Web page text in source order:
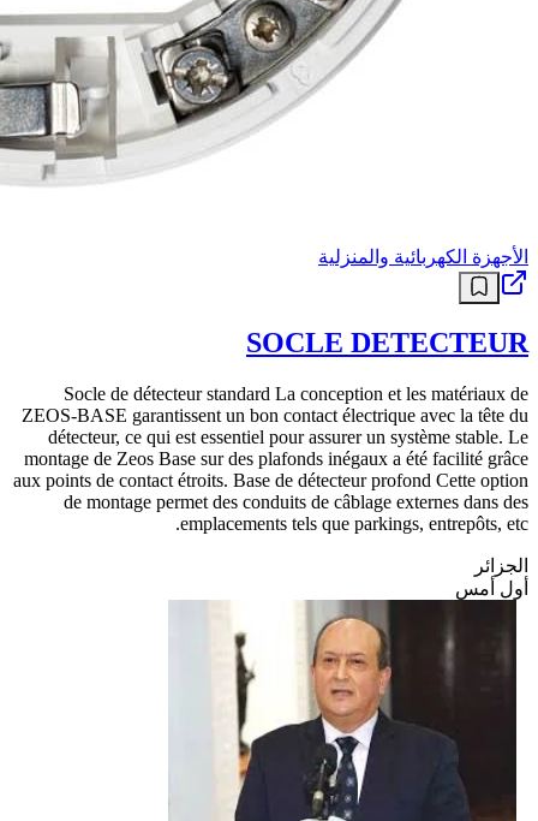
الأجهزة الكهربائية والمنزلية
SOCLE DETECTEUR
Socle de détecteur standard La conception et les matériaux de
ZEOS-BASE garantissent un bon contact électrique avec la tête du
détecteur, ce qui est essentiel pour assurer un système stable. Le
montage de Zeos Base sur des plafonds inégaux a été facilité grâce
aux points de contact étroits. Base de détecteur profond Cette option
de montage permet des conduits de câblage externes dans des
emplacements tels que parkings, entrepôts, etc.
الجزائر
أول أمس